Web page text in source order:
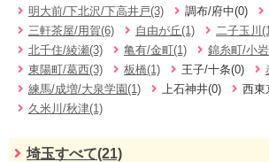
明大前/下北沢/下高井戸(3)
調布/府中(0)
三軒茶屋/用賀(6)
自由が丘(1)
二子玉川
北千住/綾瀬(3)
亀有/金町(1)
錦糸町/小
東陽町/葛西(3)
板橋(1) 王子/十条(0)
練馬/成増/大泉学園(1)
上石神井(0)
西東
久米川/秋津(1)
埼玉すべて(21)